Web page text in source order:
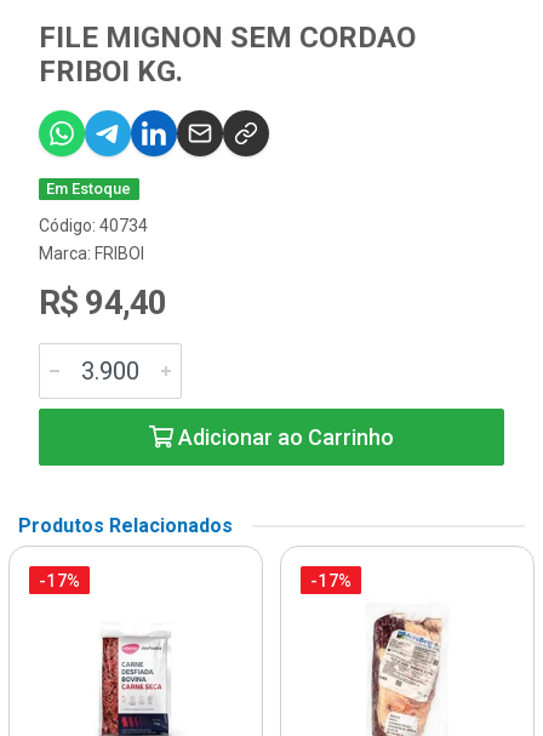
FILE MIGNON SEM CORDAO
FRIBOI KG.
Em Estoque
Código: 40734
Marca: FRIBOI
R$ 94,40
Adicionar ao Carrinho
Produtos Relacionados
-17% -17%